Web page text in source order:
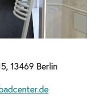
13469 Berlin